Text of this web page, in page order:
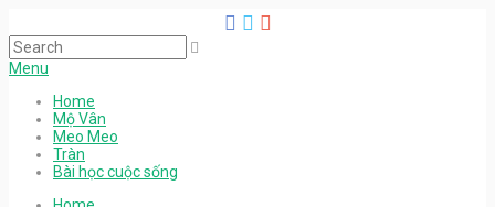
Menu
Home
Mộ Vân
Meo Meo
Tràn
Bài học cuộc sống